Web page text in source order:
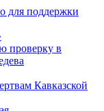
для поддержки
проверку в
Кавказской